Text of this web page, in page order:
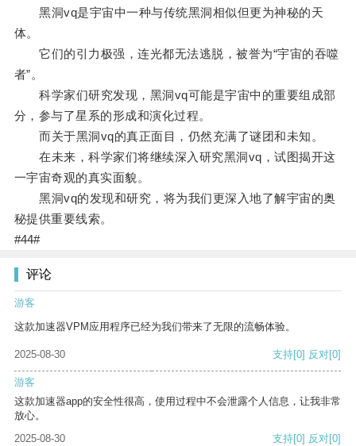
黑洞vq是宇宙中一种与传统黑洞相似但更为神秘的天
体。
它们的引力极强，连光都无法逃脱，被誉为“宇宙的吞噬
者”。
科学家们研究发现，黑洞vq可能是宇宙中的重要组成部
分，参与了星系的形成和演化过程。
而关于黑洞vq的真正面目，仍然充满了谜团和未知。
在未来，科学家们将继续深入研究黑洞vq，试图揭开这
一宇宙奇观的真实面貌。
黑洞vq的发现和研究，将为我们更深入地了解宇宙的奥
秘提供重要线索。
#44#
评论
游客
这款加速器VPM应用程序已经为我们带来了无限的流畅体验。
2025-08-30 支持[0] 反对[0]
游客
这款加速器app的安全性很高，使用过程中不会泄露个人信息，让我非常
放心。
2025-08-30
支持[0] 反对[0]